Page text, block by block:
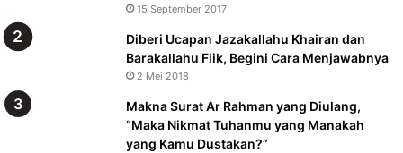
15 September 2017
Diberi Ucapan Jazakallahu Khairan dan
Barakallahu Fiik, Begini Cara Menjawabnya
2 Mei 2018
Makna Surat Ar Rahman yang Diulang,
“Maka Nikmat Tuhanmu yang Manakah
yang Kamu Dustakan?”